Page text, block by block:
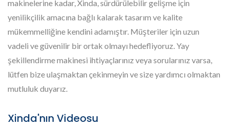
makinelerine kadar, Xinda, sürdürülebilir gelişme için
yenilikçilik amacına bağlı kalarak tasarım ve kalite
mükemmelliğine kendini adamıştır. Müşteriler için uzun
vadeli ve güvenilir bir ortak olmayı hedefliyoruz. Yay
şekillendirme makinesi ihtiyaçlarınız veya sorularınız varsa,
lütfen bize ulaşmaktan çekinmeyin ve size yardımcı olmaktan
mutluluk duyarız.
Xinda'nın Videosu